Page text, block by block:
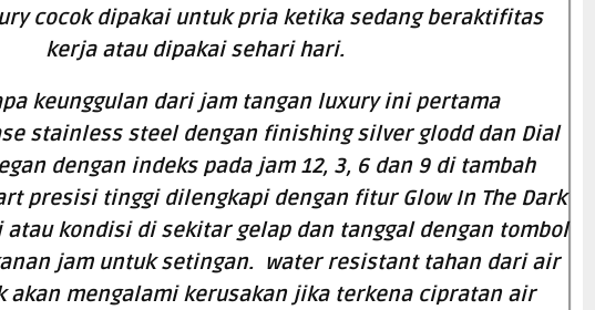
cocok dipakai untuk pria ketika sedang beraktifitas
kerja atau dipakai sehari hari.
keunggulan dari jam tangan luxury ini pertama
stainless steel dengan finishing silver glodd dan Dial
dengan indeks pada jam 12, 3, 6 dan 9 di tambah
presisi tinggi dilengkapi dengan fitur Glow In The Dark
kondisi di sekitar gelap dan tanggal dengan tombol
jam untuk setingan. water resistant tahan dari air
akan mengalami kerusakan jika terkena cipratan air